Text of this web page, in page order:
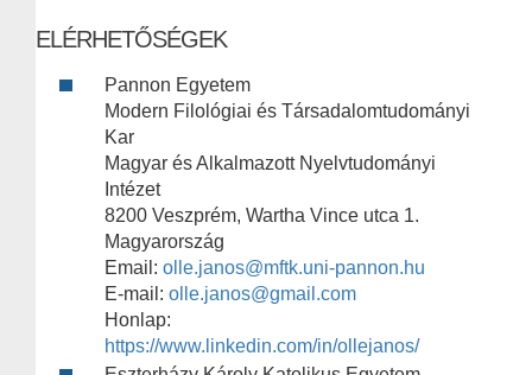
ELÉRHETŐSÉGEK
Pannon Egyetem
Modern Filológiai és Társadalomtudományi
Kar
Magyar és Alkalmazott Nyelvtudományi
Intézet
8200 Veszprém, Wartha Vince utca 1.
Magyarország
Email: olle.janos@mftk.uni-pannon.hu
E-mail: olle.janos@gmail.com
Honlap:
https://www.linkedin.com/in/ollejanos/